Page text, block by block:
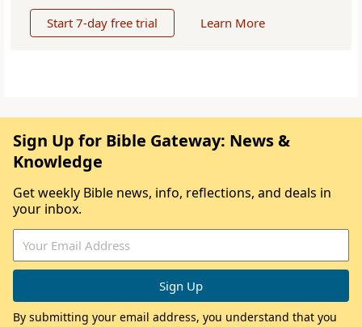
Start 7-day free trial Learn More
Sign Up for Bible Gateway: News &
Knowledge
Get weekly Bible news, info, reflections, and deals in
your inbox.
By submitting your email address, you understand that you